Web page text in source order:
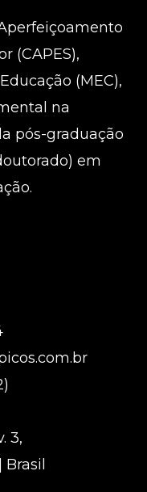
(CAPES),
(MEC),
na
pós-graduação
em
3,